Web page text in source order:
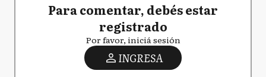
Para comentar, debés estar
registrado
Por favor, iniciá sesión
INGRESA